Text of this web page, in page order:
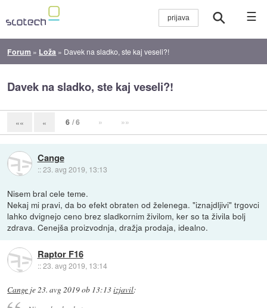
☰
Forum » Loža » Davek na sladko, ste kaj veseli?!
Davek na sladko, ste kaj veseli?!
«« « 6 / 6 » »»
Cange
::23. avg 2019, 13:13
Nisem bral cele teme.
Nekaj mi pravi, da bo efekt obraten od želenega. "iznajdljivi" trgovci
lahko dvignejo ceno brez sladkornim živilom, ker so ta živila bolj
zdrava. Cenejša proizvodnja, dražja prodaja, idealno.
Raptor F16
::23. avg 2019, 13:14
Cange je23. avg 2019 ob 13:13izjavil: